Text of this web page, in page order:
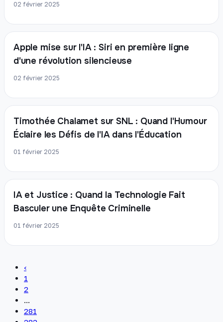
02 février 2025
Apple mise sur l'IA : Siri en première ligne
d'une révolution silencieuse
02 février 2025
Timothée Chalamet sur SNL : Quand l'Humour
Éclaire les Défis de l'IA dans l'Éducation
01 février 2025
IA et Justice : Quand la Technologie Fait
Basculer une Enquête Criminelle
01 février 2025
‹
1
2
...
281